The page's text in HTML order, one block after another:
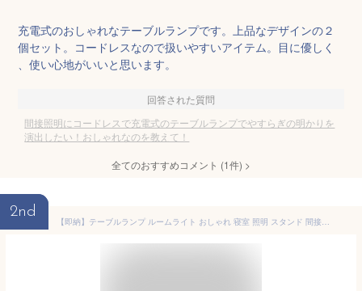
充電式のおしゃれなテーブルランプです。上品なデザインの２
個セット。コードレスなので扱いやすいアイテム。目に優しく
、使い心地がいいと思います。
回答された質問
間接照明にコードレスで充電式のテーブルランプでやすらぎの明かりを
演出したい！おしゃれなのを教えて！
全てのおすすめコメント (1件) >
2nd
【即納】テーブルランプ ルームライト おしゃれ 寝室 照明 スタンド 間接照明 コードレス ランプ ライト インテリア 充電式 くすみカラー 白韓国風 北欧 アンティーク ベッドライト LED ベッドサイド 枕元 スタンドライト 授乳ライト テーブルライト ギフト